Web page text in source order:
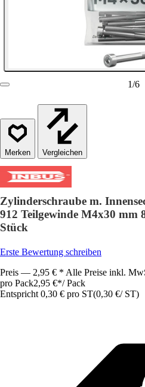
1/6
Vergleichen
Zylinderschraube m.
912 Teilgewinde M4x30 mm
Stück
Erste Bewertung schreiben
Preis — 2,95 € * Alle Preise inkl.
pro Pack2,95 €*/ Pack
Entspricht 0,30 € pro ST(0,30 €/ ST)